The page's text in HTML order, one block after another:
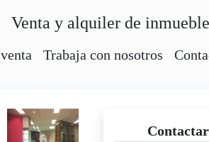
Venta y alquiler de
Trabaja con nosotros